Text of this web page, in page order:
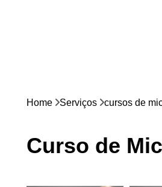
Home Serviços cursos de
Curso de